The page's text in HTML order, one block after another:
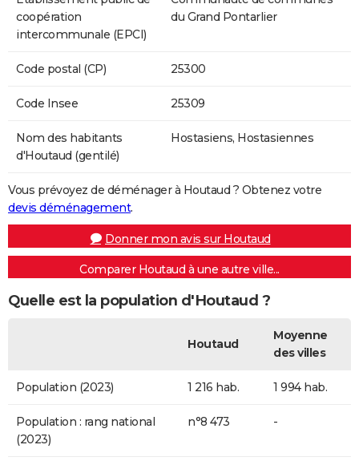
coopération
intercommunale (EPCI)
du Grand Pontarlier
Code postal (CP) 25300
Code Insee 25309
Nom des habitants
d'Houtaud (gentilé)
Hostasiens, Hostasiennes
Vous prévoyez de déménager à Houtaud ? Obtenez votre
devis déménagement.
Donner mon avis sur Houtaud
Comparer Houtaud à une autre ville...
Quelle est la population d'Houtaud ?
Houtaud
Moyenne
des villes
Population (2023) 1 216 hab. 1 994 hab.
Population : rang national
(2023)
n°8 473 -